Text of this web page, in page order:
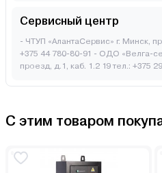
Сервисный центр
- ЧТУП «АлантаСервис» г. Минск,
+375 44 780-80-91 - ОДО «Велга-
проезд, д.1, каб. 1.2 19 тел.: +375
С этим товаром